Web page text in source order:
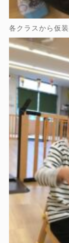
各クラスから仮